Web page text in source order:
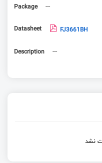
Package ---
Datasheet FJ3661BH
Description ---
نشد